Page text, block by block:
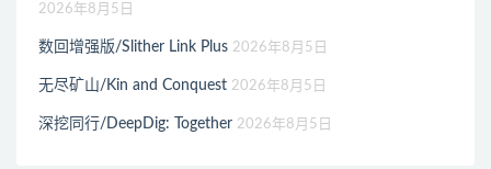
2026年8月5日
数回增强版/Slither Link Plus 2026年8月5日
无尽矿山/Kin and Conquest 2026年8月5日
深挖同行/DeepDig: Together 2026年8月5日